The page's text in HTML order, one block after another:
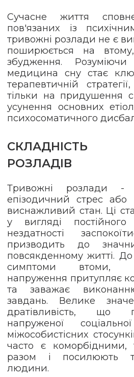
Сучасне життя
пов'язаних із
тривожні розлади не є
поширюється на втому,
збудження.
медицина сну стає
терапевтичній
тільки на придушення
усунення основних
психосоматичного
СКЛАДНІСТЬ
РОЗЛАДІВ
Тривожні розлади
епізодичний стрес або
виснажливий стан. Ці
у вигляді постійного
нездатності
призводить до
повсякденному житті.
симптоми втоми,
напруження притупляє
та заважає
завдань. Велике
дратівливість, що
напруженої
міжособистісних
часто є коморбідними,
разом і посилюють
людини.